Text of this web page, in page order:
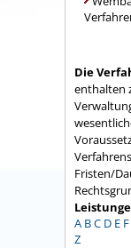
Die
enthalten
Fristen/
A BC D E F
Z